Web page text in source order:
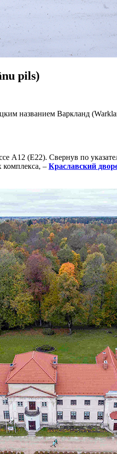
pils)
названием Варкланд
А12 (E22). Свернув по
комплекса, – Краславский